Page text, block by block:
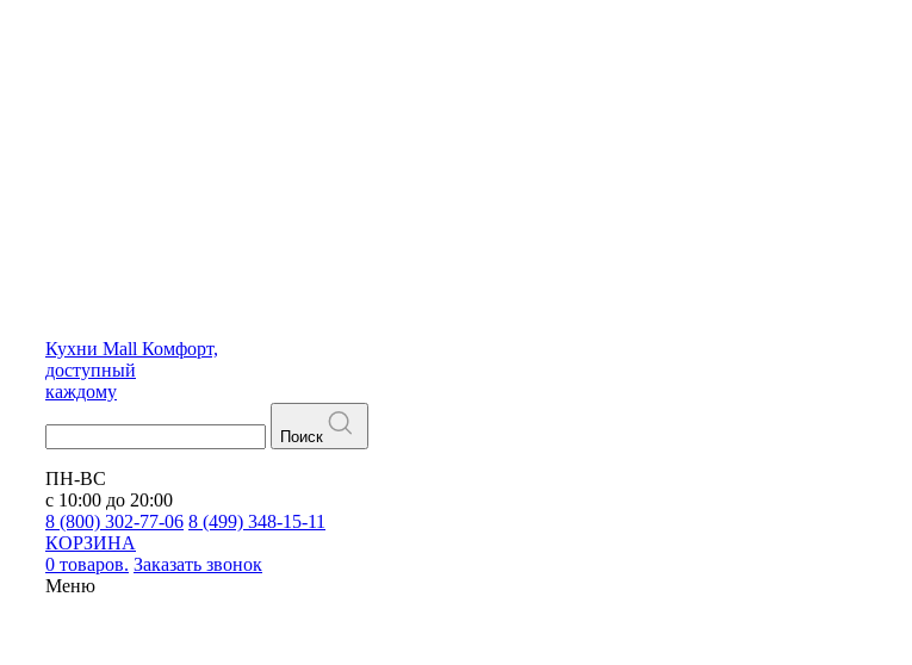
Кухни Mall Комфорт,
доступный
каждому
Поиск
ПН-ВС
с 10:00 до 20:00
8 (800) 302-77-06 8 (499) 348-15-11
КОРЗИНА
0 товаров. Заказать звонок
Меню